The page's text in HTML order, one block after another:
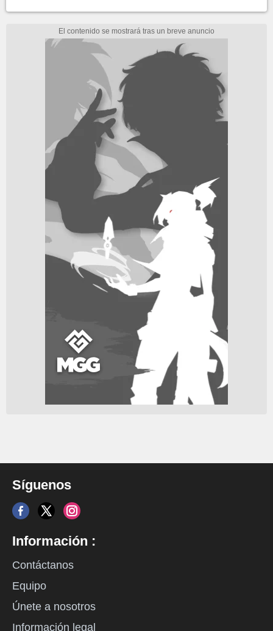
Síguenos
Información :
Contáctanos
Equipo
Únete a nosotros
Información legal